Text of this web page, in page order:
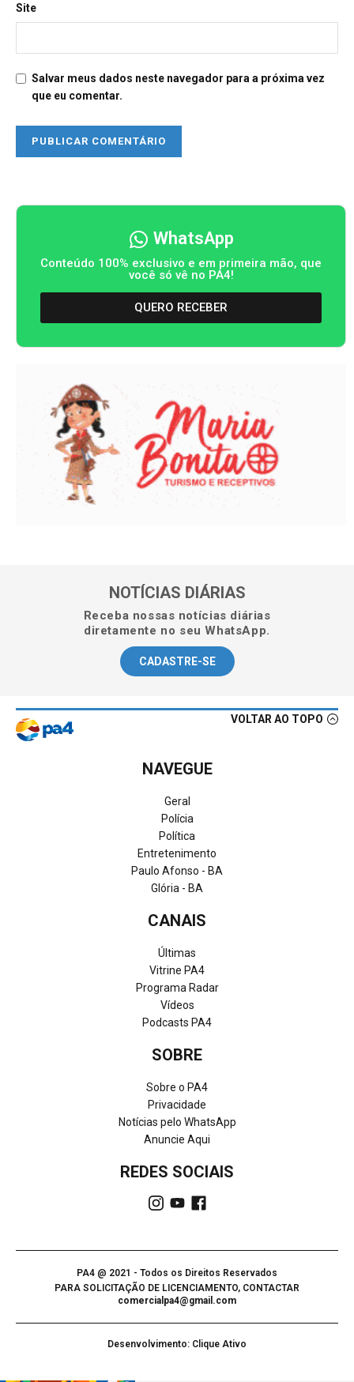
Site
Salvar meus dados neste navegador para a próxima vez
que eu comentar.
WhatsApp
Conteúdo 100% exclusivo e em primeira mão, que
você só vê no PA4!
QUERO RECEBER
NOTÍCIAS DIÁRIAS
Receba nossas notícias diárias
diretamente no seu WhatsApp.
CADASTRE-SE
VOLTAR AO TOPO
NAVEGUE
Geral
Polícia
Política
Entretenimento
Paulo Afonso - BA
Glória - BA
CANAIS
Últimas
Vitrine PA4
Programa Radar
Vídeos
Podcasts PA4
SOBRE
Sobre o PA4
Privacidade
Notícias pelo WhatsApp
Anuncie Aqui
REDES SOCIAIS
PA4 @ 2021 - Todos os Direitos Reservados
PARA SOLICITAÇÃO DE LICENCIAMENTO, CONTACTAR
comercialpa4@gmail.com
Desenvolvimento: Clique Ativo